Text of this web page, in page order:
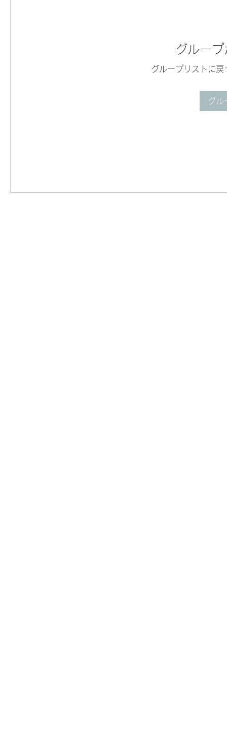
グルー
グループリストに
グル